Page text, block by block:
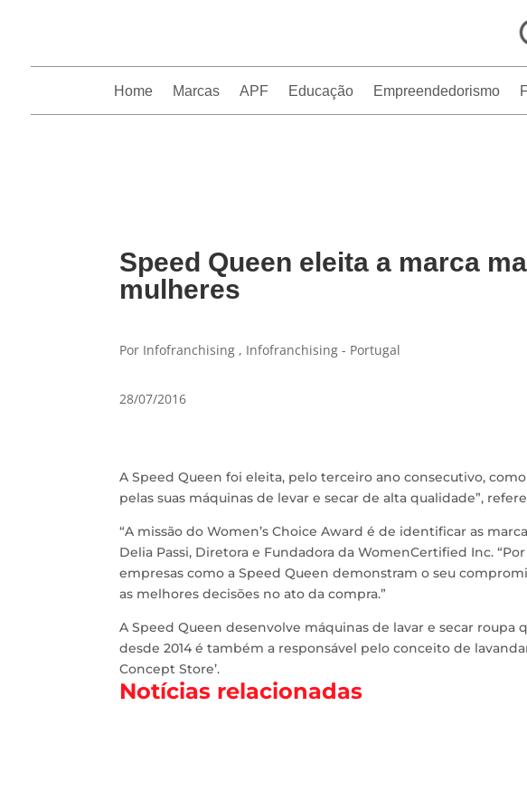
Home Marcas APF Educação Empreendedorismo
Speed Queen eleita a marca
mulheres
Por Infofranchising , Infofranchising - Portugal
28/07/2016
A Speed Queen foi eleita, pelo terceiro ano consecutivo,
pelas suas máquinas de levar e secar de alta qualidade”,
“A missão do Women’s Choice Award é de identificar as
Delia Passi, Diretora e Fundadora da WomenCertified Inc.
empresas como a Speed Queen demonstram o seu
as melhores decisões no ato da compra.”
A Speed Queen desenvolve máquinas de lavar e secar roupa
desde 2014 é também a responsável pelo conceito de
Concept Store’.
Notícias relacionadas